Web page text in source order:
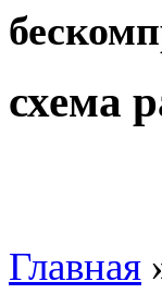
схема
Главная